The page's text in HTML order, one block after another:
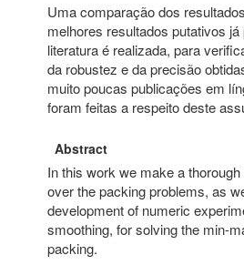
Uma comparação dos
melhores resultados putativos
literatura é realizada, para
da robustez e da precisão
muito poucas publicações em
foram feitas a respeito deste
Abstract
In this work we make a
over the packing problems, as
development of numeric
smoothing, for solving the min-
packing.